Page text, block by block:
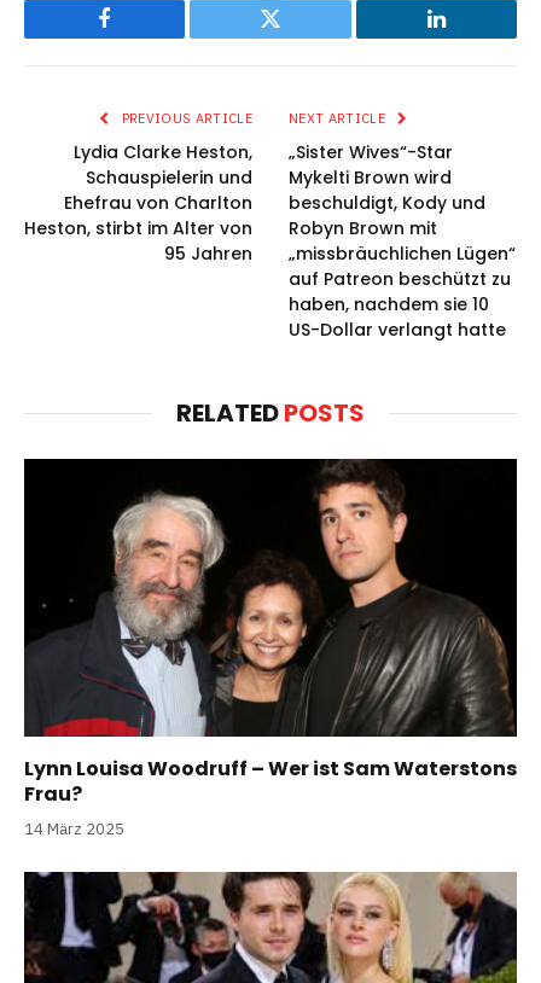
Facebook Twitter LinkedIn
PREVIOUS ARTICLE
Lydia Clarke Heston,
Schauspielerin und
Ehefrau von Charlton
Heston, stirbt im Alter von
95 Jahren
NEXT ARTICLE
„Sister Wives“-Star
Mykelti Brown wird
beschuldigt, Kody und
Robyn Brown mit
„missbräuchlichen Lügen“
auf Patreon beschützt zu
haben, nachdem sie 10
US-Dollar verlangt hatte
RELATEDPOSTS
Lynn Louisa Woodruff – Wer ist Sam Waterstons
Frau?
14 März 2025